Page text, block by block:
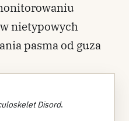
nietypowych
pasma od guza
Disord.